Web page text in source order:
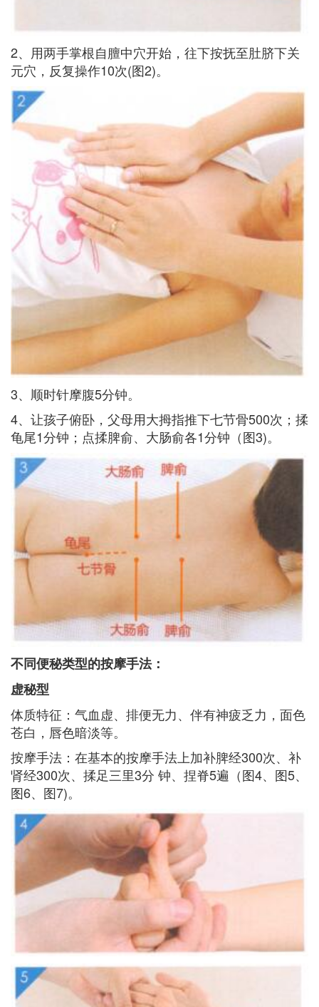
2、用两手掌根自膻中穴开始，往下按抚至肚脐下关
元穴，反复操作10次(图2)。
3、顺时针摩腹5分钟。
4、让孩子俯卧，父母用大拇指推下七节骨500次；揉
龟尾1分钟；点揉脾俞、大肠俞各1分钟（图3)。
不同便秘类型的按摩手法：
虚秘型
体质特征：气血虚、排便无力、伴有神疲乏力，面色
苍白，唇色暗淡等。
按摩手法：在基本的按摩手法上加补脾经300次、补
肾经300次、揉足三里3分 钟、捏脊5遍（图4、图5、
图6、图7)。